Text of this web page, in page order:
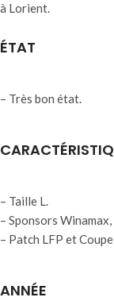
à Lorient.
ÉTAT
– Très bon état.
– Taille L.
– Sponsors
– Patch LFP et
ANNÉE